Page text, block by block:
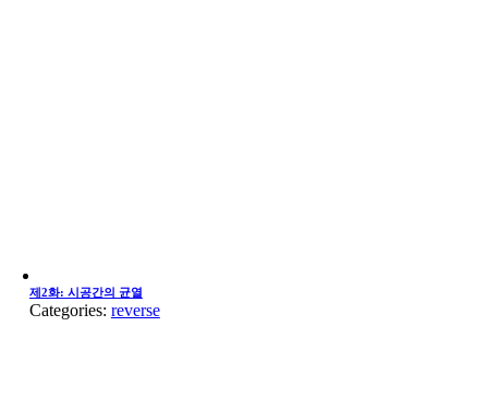
제2화: 시공간의 균열
Categories: reverse